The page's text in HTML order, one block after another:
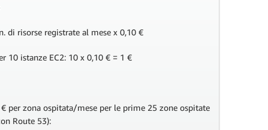
di risorse registrate al mese x 0,10 €
10 istanze EC2: 10 x 0,10 € = 1 €
€ per zona ospitata/mese per le prime 25 zone ospitate
Route 53):